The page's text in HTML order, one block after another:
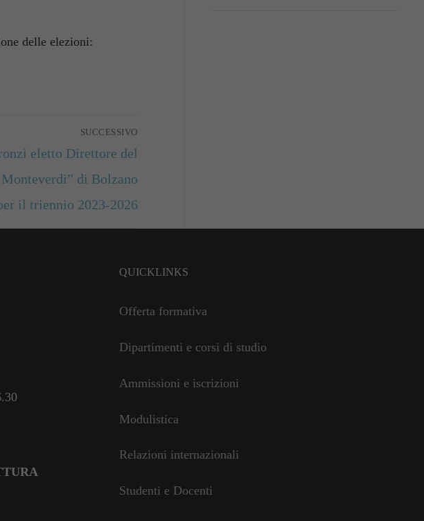
delle elezioni:
SUCCESSIVO
eletto Direttore del
di Bolzano
il triennio 2023-2026
QUICKLINKS
Offerta formativa
Dipartimenti e corsi di studio
Ammissioni e iscrizioni
Modulistica
Relazioni internazionali
Studenti e Docenti